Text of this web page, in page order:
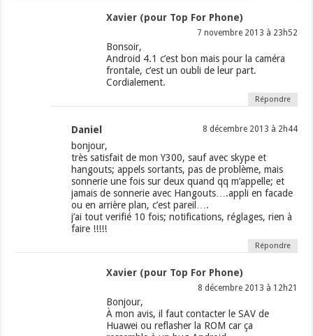
Xavier (pour Top For Phone)
7 novembre 2013 à 23h52
Bonsoir,
Android 4.1 c’est bon mais pour la caméra
frontale, c’est un oubli de leur part.
Cordialement.
Répondre
Daniel 8 décembre 2013 à 2h44
bonjour,
très satisfait de mon Y300, sauf avec skype et
hangouts; appels sortants, pas de problème, mais
sonnerie une fois sur deux quand qq m’appelle; et
jamais de sonnerie avec Hangouts….appli en facade
ou en arrière plan, c’est pareil….
j’ai tout verifié 10 fois; notifications, réglages, rien à
faire !!!!!
Répondre
Xavier (pour Top For Phone)
8 décembre 2013 à 12h21
Bonjour,
À mon avis, il faut contacter le SAV de
Huawei ou reflasher la ROM car ça